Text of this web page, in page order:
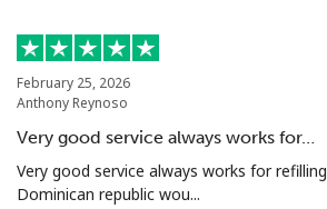
Celular
Portugal
Línea fija ⁦1.6¢⁩
February 25, 2026
Anthony Reynoso
Very good service always works for…
Very good service always works for
Dominican republic wou...